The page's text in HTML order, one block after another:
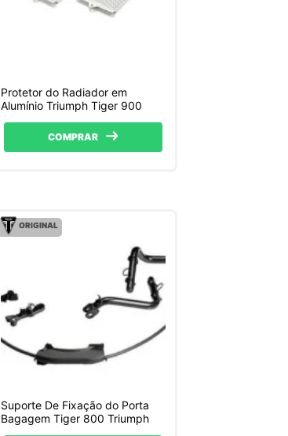
Protetor do Radiador em
Alumínio Triumph Tiger 900
COMPRAR
ORIGINAL
Suporte De Fixação do Porta
Bagagem Tiger 800 Triumph